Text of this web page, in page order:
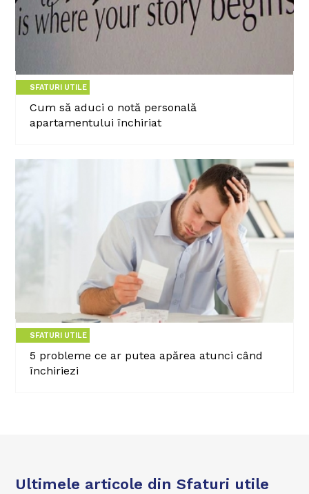
SFATURI UTILE
Cum să aduci o notă personală
apartamentului închiriat
SFATURI UTILE
5 probleme ce ar putea apărea atunci când
închiriezi
Ultimele articole din Sfaturi utile